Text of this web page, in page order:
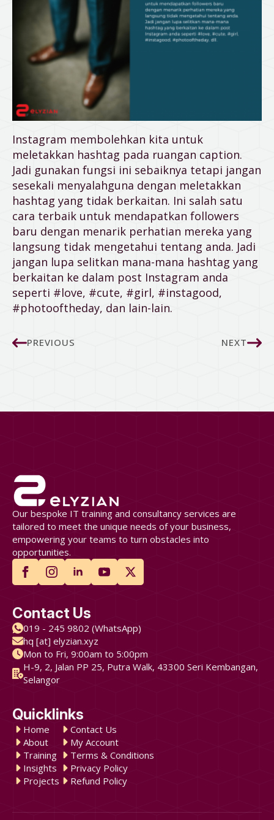
Instagram membolehkan kita untuk
meletakkan hashtag pada ruangan caption.
Jadi gunakan fungsi ini sebaiknya tetapi jangan
sesekali menyalahguna dengan meletakkan
hashtag yang tidak berkaitan. Ini salah satu
cara terbaik untuk mendapatkan followers
baru dengan menarik perhatian mereka yang
langsung tidak mengetahui tentang anda. Jadi
jangan lupa selitkan mana-mana hashtag yang
berkaitan ke dalam post Instagram anda
seperti #love, #cute, #girl, #instagood,
#photooftheday, dan lain-lain.
PREVIOUS NEXT
Our bespoke IT training and consultancy services are
tailored to meet the unique needs of your business,
empowering your teams to turn obstacles into
opportunities.
Contact Us
019 - 245 9802 (WhatsApp)
hq [at] elyzian.xyz
Mon to Fri, 9:00am to 5:00pm
H-9, 2, Jalan PP 25, Putra Walk, 43300 Seri Kembangan,
Selangor
Quicklinks
Home
About
Training
Insights
Projects
Contact Us
My Account
Terms & Conditions
Privacy Policy
Refund Policy